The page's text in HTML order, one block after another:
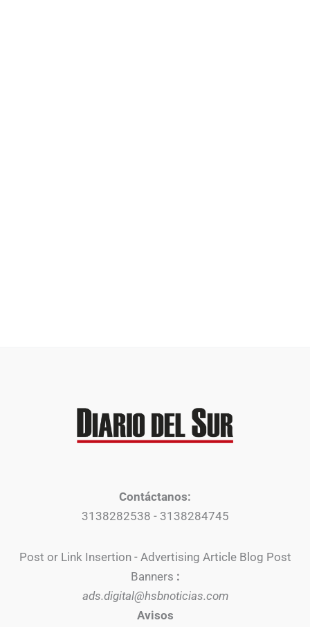
Contáctanos:
3138282538 - 3138284745
Post or Link Insertion - Advertising Article Blog Post
Banners :
ads.digital@hsbnoticias.com
Avisos